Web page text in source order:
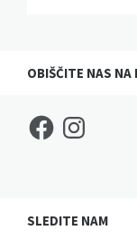
OBIŠČITE NAS NA
FacebookInstagram
SLEDITE NAM